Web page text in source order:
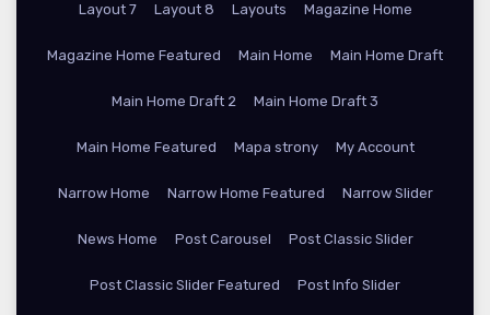
Layout 7 Layout 8 Layouts Magazine Home
Magazine Home Featured Main Home Main Home Draft
Main Home Draft 2 Main Home Draft 3
Main Home Featured Mapa strony My Account
Narrow Home Narrow Home Featured Narrow Slider
News Home Post Carousel Post Classic Slider
Post Classic Slider Featured Post Info Slider